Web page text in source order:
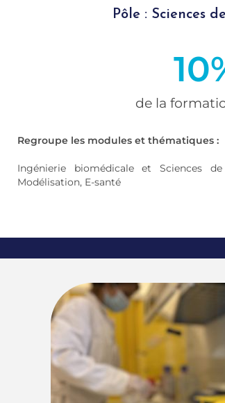
Pôle : Sciences
de la
10
Regroupe les modules et thématiques :
Ingénierie biomédicale et Sciences de
Modélisation, E-santé